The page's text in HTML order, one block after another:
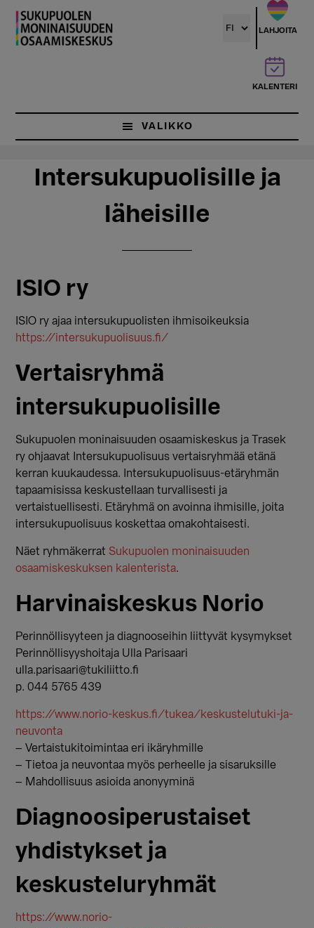
Hyppää
pääsisältöön
Hyppää
ensisijaiseen
sivupalkkiin
LAHJOITA
KALENTERI
VALIKKO
Intersukupuolisille ja
läheisille
ISIO ry
ISIO ry ajaa intersukupuolisten ihmisoikeuksia
https://intersukupuolisuus.fi/
Vertaisryhmä
intersukupuolisille
Sukupuolen moninaisuuden osaamiskeskus ja Trasek
ry ohjaavat Intersukupuolisuus vertaisryhmää etänä
kerran kuukaudessa. Intersukupuolisuus-etäryhmän
tapaamisissa keskustellaan turvallisesti ja
vertaistuellisesti. Etäryhmä on avoinna ihmisille, joita
intersukupuolisuus koskettaa omakohtaisesti.
Näet ryhmäkerrat Sukupuolen moninaisuuden
osaamiskeskuksen kalenterista.
Harvinaiskeskus Norio
Perinnöllisyyteen ja diagnooseihin liittyvät kysymykset
Perinnöllisyyshoitaja Ulla Parisaari
ulla.parisaari@tukiliitto.fi
p. 044 5765 439
https://www.norio-keskus.fi/tukea/keskustelutuki-ja-
neuvonta
– Vertaistukitoimintaa eri ikäryhmille
– Tietoa ja neuvontaa myös perheelle ja sisaruksille
– Mahdollisuus asioida anonyyminä
Diagnoosiperustaiset
yhdistykset ja
keskusteluryhmät
https://www.norio-